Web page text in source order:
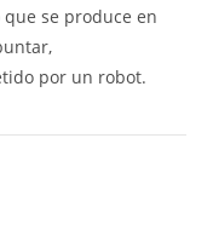
se produce en
por un robot.